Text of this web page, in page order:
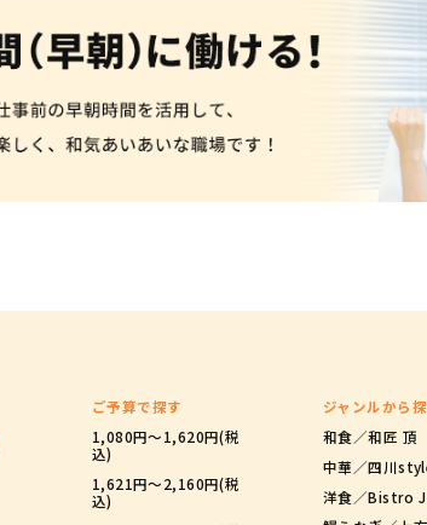
ご予算で探す
1,080円〜1,620円(税
込)
1,621円～2,160円(税
込)
ジャンルから
和食／和匠 頂
中華／四川
洋食／Bistro